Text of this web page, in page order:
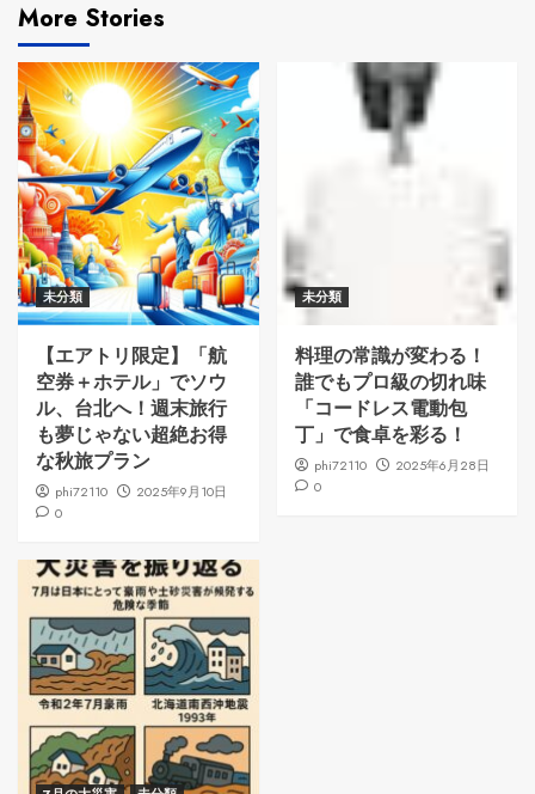
More Stories
未分類
【エアトリ限定】「航
空券＋ホテル」でソウ
ル、台北へ！週末旅行
も夢じゃない超絶お得
な秋旅プラン
phi72110
2025年9月10日
0
未分類
料理の常識が変わる！
誰でもプロ級の切れ味
「コードレス電動包
丁」で食卓を彩る！
phi72110
2025年6月28日
0